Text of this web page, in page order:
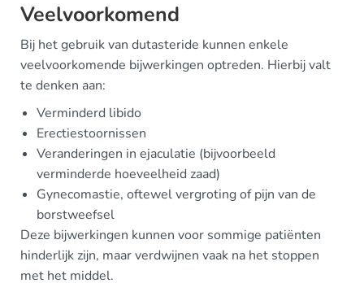
Veelvoorkomend
Bij het gebruik van dutasteride kunnen enkele
veelvoorkomende bijwerkingen optreden. Hierbij valt
te denken aan:
Verminderd libido
Erectiestoornissen
Veranderingen in ejaculatie (bijvoorbeeld
verminderde hoeveelheid zaad)
Gynecomastie, oftewel vergroting of pijn van de
borstweefsel
Deze bijwerkingen kunnen voor sommige patiënten
hinderlijk zijn, maar verdwijnen vaak na het stoppen
met het middel.